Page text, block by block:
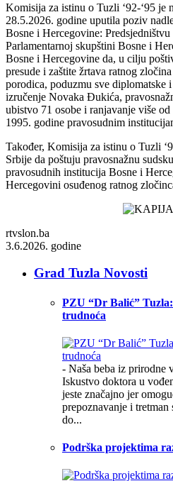
Komisija za istinu o Tuzli ‘92-‘95 je
28.5.2026. godine uputila poziv
Bosne i Hercegovine:
Parlamentarnoj skupštini Bosne i
Bosne i Hercegovine da, u cilju
presude i zaštite žrtava ratnog
porodica, poduzmu sve diplomatske
izručenje Novaka Đukića,
ubistvo 71 osobe i ranjavanje više
1995. godine pravosudnim
Također, Komisija za istinu o Tuzli
Srbije da poštuju pravosnažnu
pravosudnih institucija Bosne i
Hercegovini osuđenog ratnog
rtvslon.ba
3.6.2026. godine
Grad Tuzla Novosti
PZU “Dr Balić”
trudnoća
- Naša beba iz prirodne
Iskustvo doktora u
jeste značajno jer
prepoznavanje i
do...
Podrška projektima